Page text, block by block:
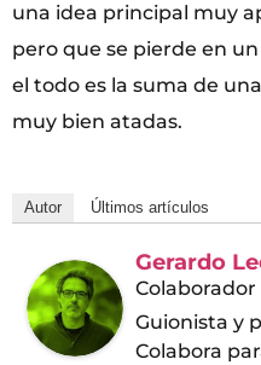
una idea principal muy
pero que se pierde en
el todo es la suma de
muy bien atadas.
Autor Últimos artículos
Gerardo
Colaborador
Guionista y
Colabora